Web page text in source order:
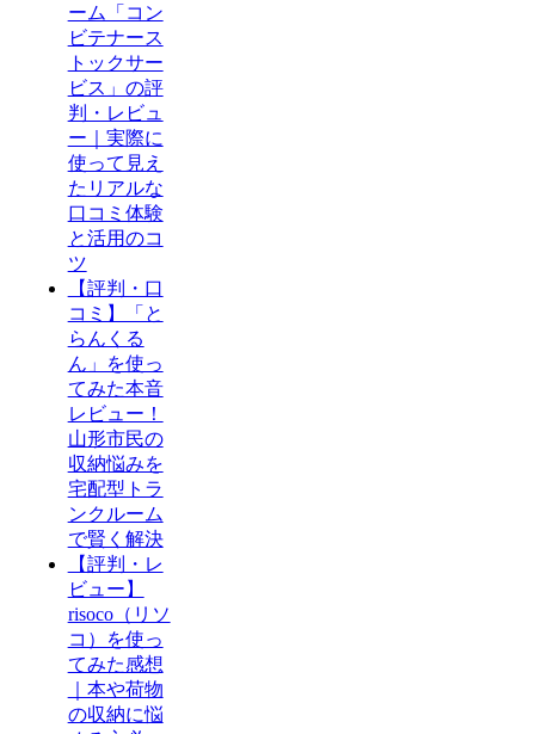
ーム「コン
ビテナース
トックサー
ビス」の評
判・レビュ
ー｜実際に
使って見え
たリアルな
口コミ体験
と活用のコ
ツ
【評判・口
コミ】「と
らんくる
ん」を使っ
てみた本音
レビュー！
山形市民の
収納悩みを
宅配型トラ
ンクルーム
で賢く解決
【評判・レ
ビュー】
risoco（リソ
コ）を使っ
てみた感想
｜本や荷物
の収納に悩